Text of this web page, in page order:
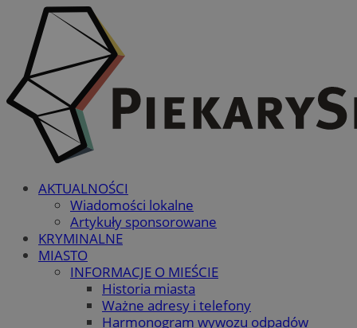
AKTUALNOŚCI
Wiadomości lokalne
Artykuły sponsorowane
KRYMINALNE
MIASTO
INFORMACJE O MIEŚCIE
Historia miasta
Ważne adresy i telefony
Harmonogram wywozu odpadów